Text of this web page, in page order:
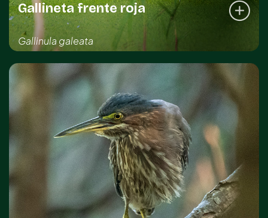
Gallineta frente roja
Gallinula galeata
Kinchil
DISTRIBUCIÓN IMPORTANTE